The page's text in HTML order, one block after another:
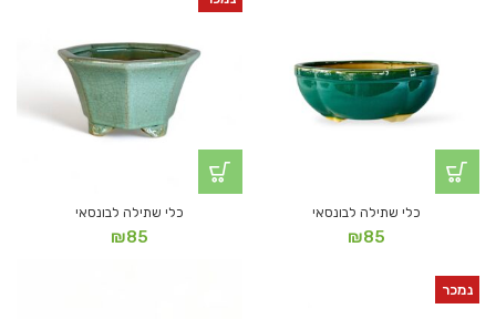
כלי שתילה לבונסאי
₪85
כלי שתילה לבונסאי
₪85
נמכר